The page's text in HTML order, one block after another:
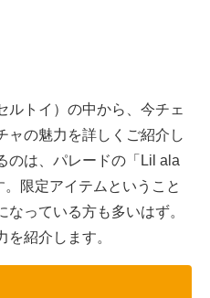
ルトイ）の中から、今チェ
ャの魅力を詳しくご紹介し
のは、パレードの「Lil ala
限定アイテムということ
っている方も多いはず。
紹介します。